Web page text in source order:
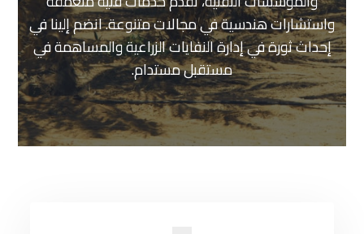
واستشارات هندسية في مجالات متنوعة. انضم إلينا في
إحداث ثورة في إدارة النفايات الزراعية والمساهمة في
مستقبل مستدام.